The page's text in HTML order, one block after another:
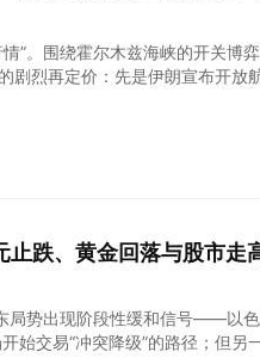
”。围绕霍尔木兹海峡的开关博弈
剧烈再定价：先是伊朗宣布开放
跌、黄金回落与股市走
局势出现阶段性缓和信号——以
始交易“冲突降级”的路径；但另